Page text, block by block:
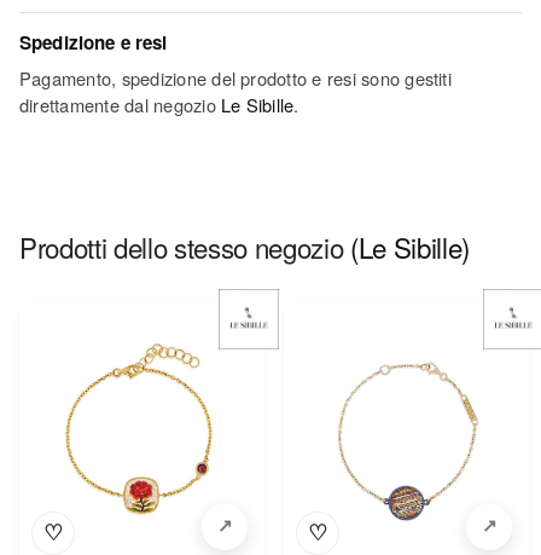
Spedizione e resi
Pagamento, spedizione del prodotto e resi sono gestiti
direttamente dal negozio Le Sibille.
Prodotti dello stesso negozio(Le Sibille)
♡ ♡